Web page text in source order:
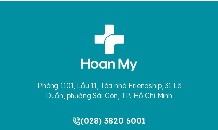
Phòng 1101, Lầu 11, Tòa nhà Friendship, 31 Lê
Duẩn, phường Sài Gòn, TP. Hồ Chí Minh
(028) 3820 6001